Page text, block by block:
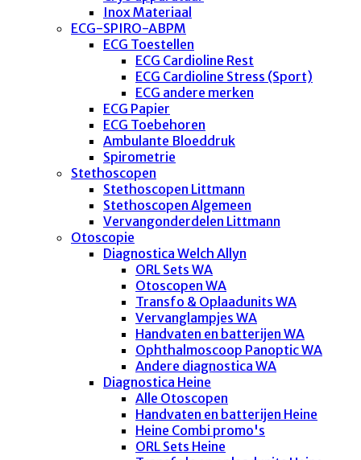
Inox Materiaal
ECG-SPIRO-ABPM
ECG Toestellen
ECG Cardioline Rest
ECG Cardioline Stress (Sport)
ECG andere merken
ECG Papier
ECG Toebehoren
Ambulante Bloeddruk
Spirometrie
Stethoscopen
Stethoscopen Littmann
Stethoscopen Algemeen
Vervangonderdelen Littmann
Otoscopie
Diagnostica Welch Allyn
ORL Sets WA
Otoscopen WA
Transfo & Oplaadunits WA
Vervanglampjes WA
Handvaten en batterijen WA
Ophthalmoscoop Panoptic WA
Andere diagnostica WA
Diagnostica Heine
Alle Otoscopen
Handvaten en batterijen Heine
Heine Combi promo's
ORL Sets Heine